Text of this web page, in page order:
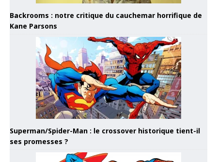
Backrooms : notre critique du cauchemar horrifique de
Kane Parsons
Superman/Spider-Man : le crossover historique tient-il
ses promesses ?